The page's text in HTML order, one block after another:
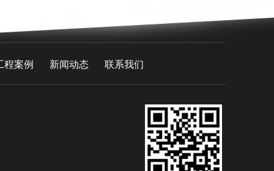
程案例 新闻动态 联系我们